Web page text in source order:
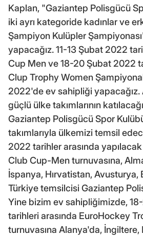
Kaplan, "Gaziantep Polisgücü
iki ayrı kategoride kadınlar ve
Şampiyon Kulüpler
yapacağız. 11-13 Şubat 2022
Cup Men ve 18-20 Şubat 2022
Clup Trophy Women
2022'de ev sahipliği yapacağız.
güçlü ülke takımlarının
Gaziantep Polisgücü Spor
takımlarıyla ülkemizi temsil
2022 tarihler arasında
Club Cup-Men turnuvasına,
İspanya, Hırvatistan, Avusturya,
Türkiye temsilcisi Gaziantep
Yine bizim ev sahipliğimizde,
tarihleri arasında EuroHockey
turnuvasına Alanya'da,